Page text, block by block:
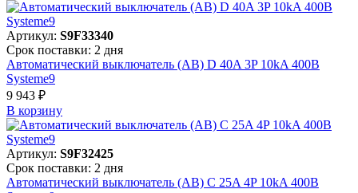
Артикул: S9F33340
Срок поставки: 2 дня
Автоматический выключатель (АВ) D 40A 3P 10kA 400В
Systeme9
9 943 ₽
В корзинy
Артикул: S9F32425
Срок поставки: 2 дня
Автоматический выключатель (АВ) C 25A 4P 10kA 400В